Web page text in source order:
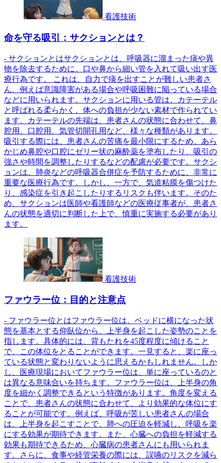
看護技術
命を守る吸引：サクションとは？
- サクションとはサクションとは、呼吸器に溜まった痰や異
物を除去するために、口や鼻から細い管を入れて吸い出す医
療行為です。 これは、自力で痰を出すことが難しい患者さ
ん、例えば意識障害がある場合や呼吸困難に陥っている場合
などに用いられます。サクションに用いる管は、カテーテル
と呼ばれる柔らかく、体への負担が少ない素材で作られてい
ます。カテーテルの先端は、患者さんの状態に合わせて、鼻
腔用、口腔用、気管切開孔用など、様々な種類があります。
吸引する際には、患者さんの苦痛を最小限にするため、あら
かじめ鼻腔や口腔にゼリー状の麻酔薬を塗布したり、吸引の
強さや時間を調整したりするなどの配慮が必要です。サクシ
ョンは、肺炎などの呼吸器合併症を予防するために、非常に
重要な医療行為です。しかし、一方で、気道粘膜を傷つけた
り、感染症を引き起こしたりするリスクも伴います。そのた
め、サクションは医師や看護師などの医療従事者が、患者さ
んの状態を適切に判断した上で、慎重に実施する必要があり
ます。
看護技術
ファウラー位：目的と注意点
- ファウラー位とはファウラー位は、ベッドに横になった状
態を基本とする仰臥位から、上半身を起こした姿勢のことを
指します。具体的には、背もたれを45度程度に傾けること
で、この体位をとることができます。一見すると、楽に座っ
ている状態と変わりないように思えるかもしれません。しか
し、医療現場においてファウラー位は、単に座っているのと
は異なる意味合いを持ちます。ファウラー位は、上半身の角
度を細かく調整できるという特徴があります。角度を変える
ことで、患者さんの状態に合わせて、より効果的な体位にす
ることが可能です。例えば、呼吸が苦しい患者さんの場合
は、上半身を起こすことで、肺への圧迫を軽減し、呼吸を楽
にする効果が期待できます。また、心臓への負担を軽減する
効果も期待できるため、心臓病の患者さんにも用いられま
す。さらに、食事や経管栄養の際には、誤嚥のリスクを減ら